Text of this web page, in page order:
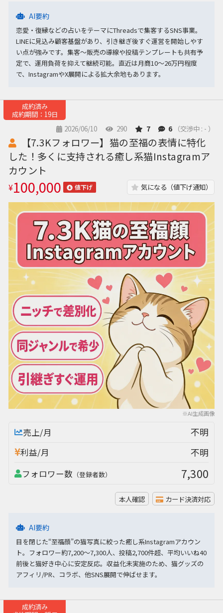
AI要約
恋愛・復縁などの占いをテーマにThreadsで集客するSNS事業。
LINEに見込み顧客基盤があり、引き継ぎ後すぐ運営を開始しやす
い点が強みです。集客〜販売の導線や投稿テンプレートも共有予
定で、運用負荷を抑えて継続可能。直近は月商10〜26万円程度
で、InstagramやX展開による拡大余地もあります。
成約済み
成約期間：19日
2026/06/10
290 7 6 （交渉中 : - ）
※AI生成画像
【7.3Kフォロワー】猫の至福の表情に特化
した！多くに支持される癒し系猫Instagramア
カウント
¥100,000 値下げ 気になる（値下げ通知）
売上/月 不明
利益/月 不明
フォロワー数 （登録者数） 7,300
本人確認 カード決済対応
AI要約
目を閉じた“至福顔”の猫写真に絞った癒し系Instagramアカウン
ト。フォロワー約7,200〜7,300人、投稿2,700件超、平均いいね40
前後と猫好き中心に安定反応。収益化未実施のため、猫グッズの
アフィリ/PR、コラボ、他SNS展開で伸ばせます。
成約済み